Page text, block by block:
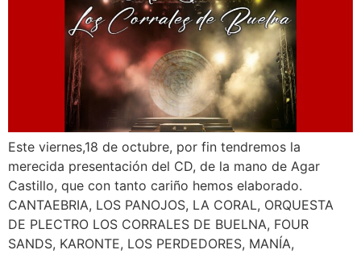
Este viernes,18 de octubre, por fin tendremos la
merecida presentación del CD, de la mano de Agar
Castillo, que con tanto cariño hemos elaborado.
CANTAEBRIA, LOS PANOJOS, LA CORAL, ORQUESTA
DE PLECTRO LOS CORRALES DE BUELNA, FOUR
SANDS, KARONTE, LOS PERDEDORES, MANÍA,